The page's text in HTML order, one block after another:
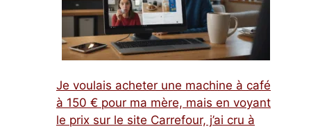
Je voulais acheter une machine à café
à 150 € pour ma mère, mais en voyant
le prix sur le site Carrefour, j’ai cru à